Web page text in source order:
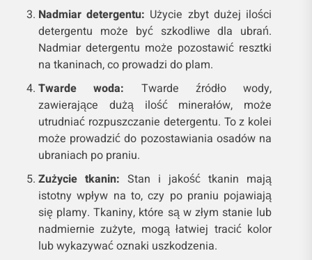
Nadmiar detergentu: Użycie zbyt dużej ilości
detergentu może być szkodliwe dla ubrań.
Nadmiar detergentu może pozostawić resztki
na tkaninach, co prowadzi do plam.
Twarde woda: Twarde źródło wody,
zawierające dużą ilość minerałów, może
utrudniać rozpuszczanie detergentu. To z kolei
może prowadzić do pozostawiania osadów na
ubraniach po praniu.
Zużycie tkanin: Stan i jakość tkanin mają
istotny wpływ na to, czy po praniu pojawiają
się plamy. Tkaniny, które są w złym stanie lub
nadmiernie zużyte, mogą łatwiej tracić kolor
lub wykazywać oznaki uszkodzenia.